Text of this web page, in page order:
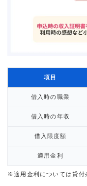
項目
借入時の職業
借入時の年収
借入限度額
適用金利
※適用金利については貸付